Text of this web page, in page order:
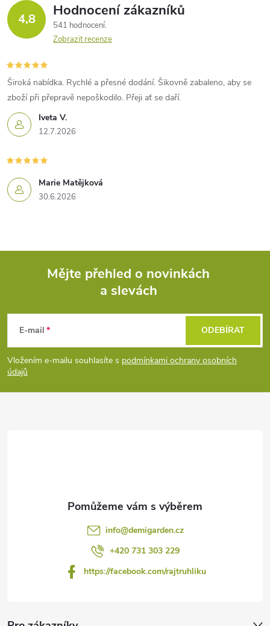
4,8 Hodnocení zákazníků
541 hodnocení
Zobrazit recenze
Iveta V.
12.7.2026
Široká nabídka. Rychlé a přesné dodání. Šikovně zabaleno, aby se
zboží při přepravě nepoškodilo. Přeji ať se daří.
Marie Matějková
30.6.2026
p
a
Mějte přehled o novinkách
a slevách
E-mail
Vložením e-mailu souhlasíte s podmínkami ochrany osobních
údajů
ODEBÍRAT
info@demigarden.cz
+420 731 303 229
https://facebook.com/rajtruhliku